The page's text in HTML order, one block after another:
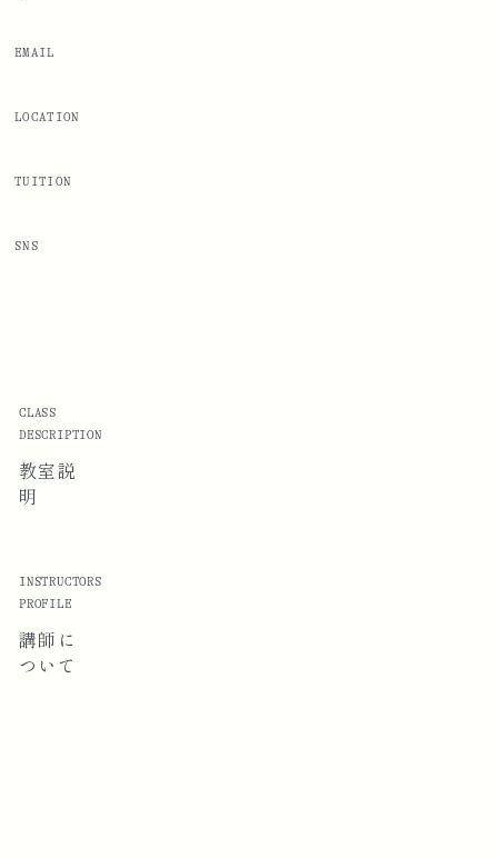
EMAIL
LOCATION
TUITION
SNS
CLASS
DESCRIPTION
教室説
明
INSTRUCTORS
PROFILE
講師に
ついて